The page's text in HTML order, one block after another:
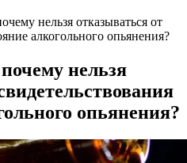
нельзя отказываться от
алкогольного опьянения?
нельзя
опьянения?